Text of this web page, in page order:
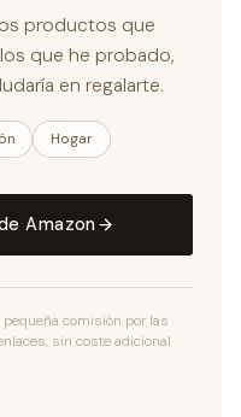
productos que
que he probado,
en regalarte.
Hogar
Amazon
comisión por las
sin coste adicional